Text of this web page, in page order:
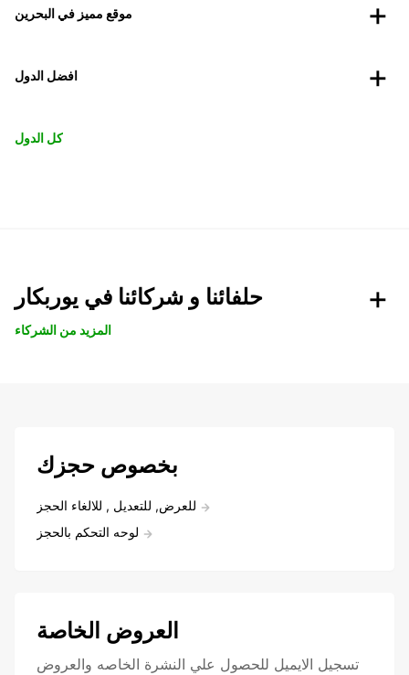
موقع مميز في البحرين
افضل الدول
كل الدول
حلفائنا و شركائنا في يوربكار
المزيد من الشركاء
بخصوص حجزك
للعرض, للتعديل , للالغاء الحجز
لوحه التحكم بالحجز
العروض الخاصة
تسجيل الايميل للحصول علي النشرة الخاصه والعروض